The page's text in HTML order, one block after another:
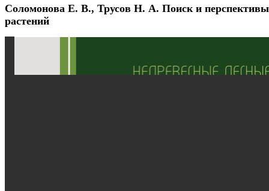
Соломонова Е. В., Трусов Н. А. Поиск и
растений